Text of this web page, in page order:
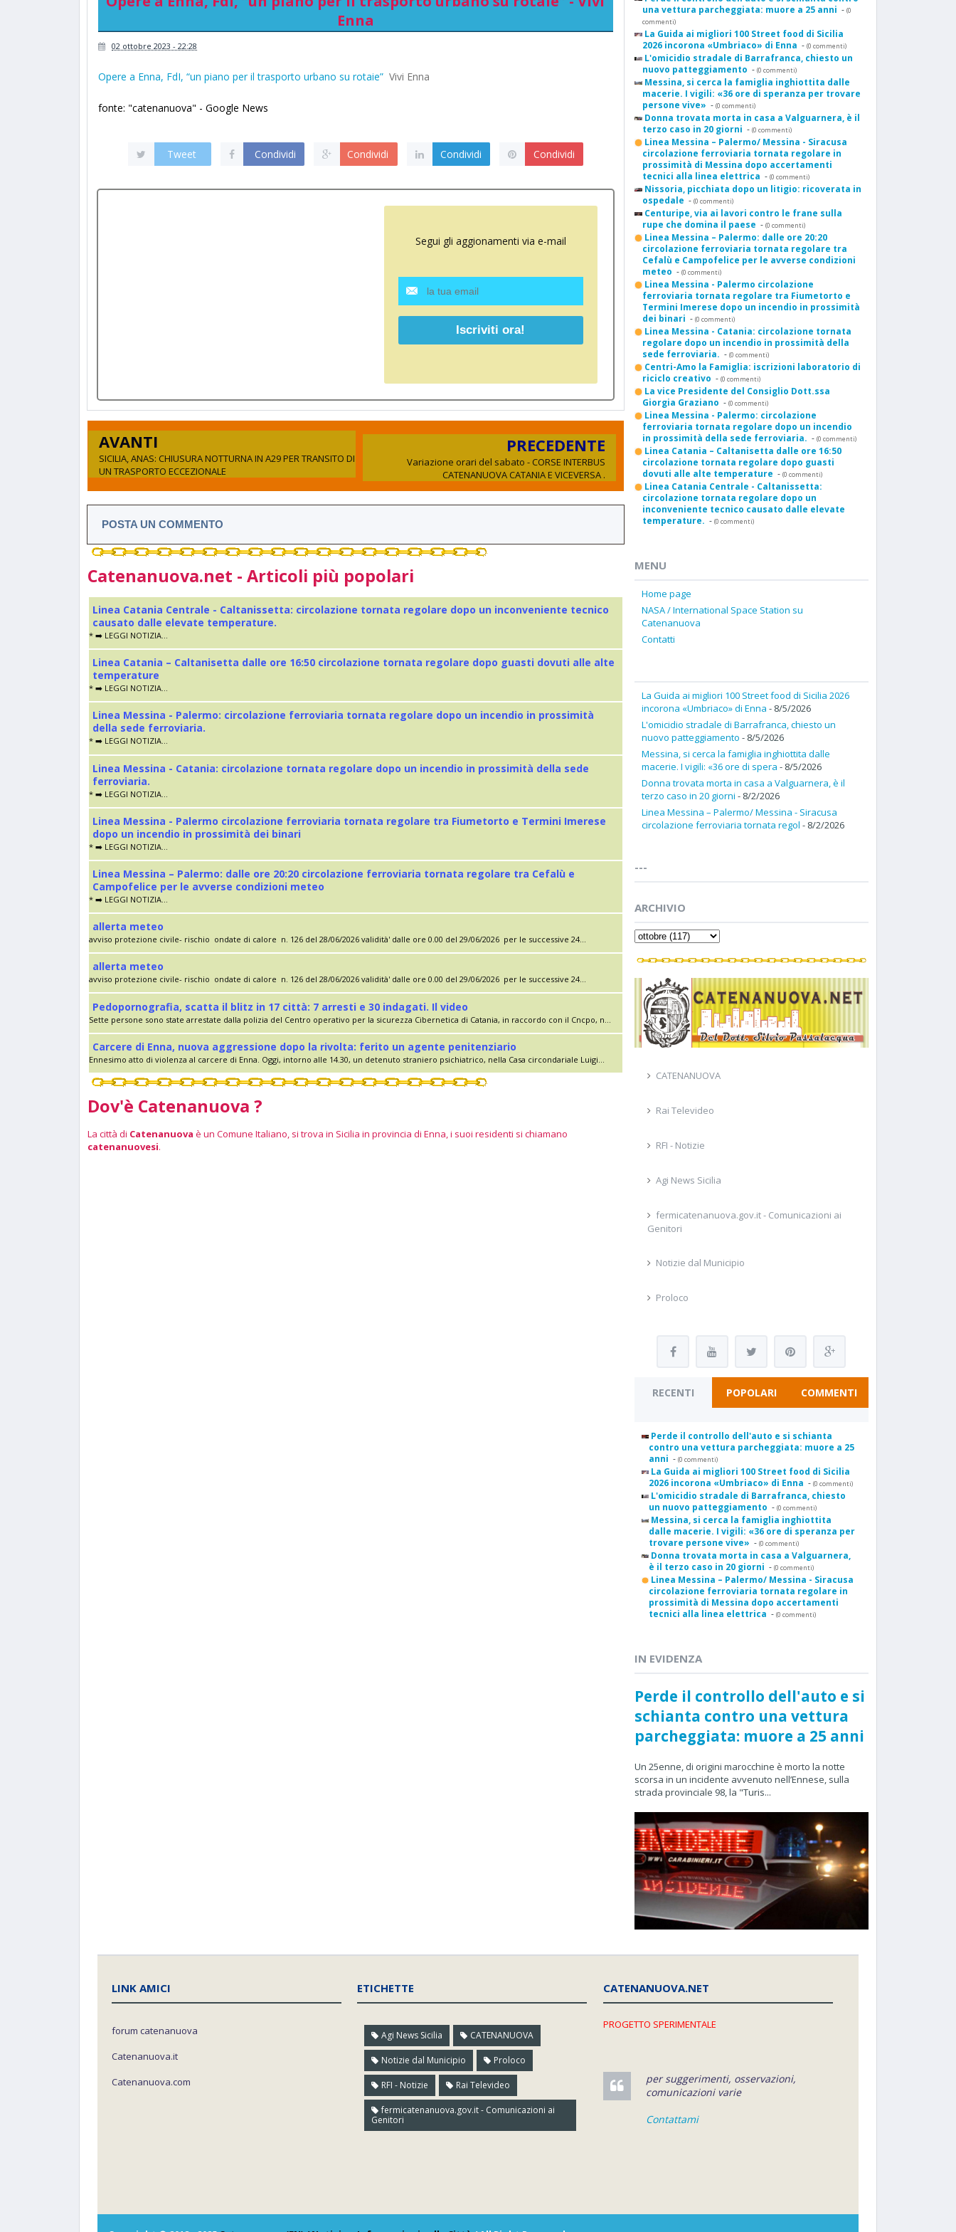
Enna
02 ottobre 2023 - 22:28
Opere a Enna, FdI, “un piano per il trasporto urbano su rotaie” Vivi Enna
fonte: "catenanuova" - Google News
Tweet Condividi Condividi Condividi Condividi
Segui gli aggionamenti via e-mail
AVANTI
SICILIA, ANAS: CHIUSURA NOTTURNA IN A29 PER TRANSITO DI
UN TRASPORTO ECCEZIONALE
PRECEDENTE
Variazione orari del sabato - CORSE INTERBUS
CATENANUOVA CATANIA E VICEVERSA .
POSTA UN COMMENTO
Catenanuova.net - Articoli più popolari
Linea Catania Centrale - Caltanissetta: circolazione tornata regolare dopo un inconveniente tecnico
causato dalle elevate temperature.
* ➡️ LEGGI NOTIZIA...
Linea Catania – Caltanisetta dalle ore 16:50 circolazione tornata regolare dopo guasti dovuti alle alte
temperature
* ➡️ LEGGI NOTIZIA...
Linea Messina - Palermo: circolazione ferroviaria tornata regolare dopo un incendio in prossimità
della sede ferroviaria.
* ➡️ LEGGI NOTIZIA...
Linea Messina - Catania: circolazione tornata regolare dopo un incendio in prossimità della sede
ferroviaria.
* ➡️ LEGGI NOTIZIA...
Linea Messina - Palermo circolazione ferroviaria tornata regolare tra Fiumetorto e Termini Imerese
dopo un incendio in prossimità dei binari
* ➡️ LEGGI NOTIZIA...
Linea Messina – Palermo: dalle ore 20:20 circolazione ferroviaria tornata regolare tra Cefalù e
Campofelice per le avverse condizioni meteo
* ➡️ LEGGI NOTIZIA...
allerta meteo
avviso protezione civile- rischio ondate di calore n. 126 del 28/06/2026 validità' dalle ore 0.00 del 29/06/2026 per le successive 24...
allerta meteo
avviso protezione civile- rischio ondate di calore n. 126 del 28/06/2026 validità' dalle ore 0.00 del 29/06/2026 per le successive 24...
Pedopornografia, scatta il blitz in 17 città: 7 arresti e 30 indagati. Il video
Sette persone sono state arrestate dalla polizia del Centro operativo per la sicurezza Cibernetica di Catania, in raccordo con il Cncpo, n...
Carcere di Enna, nuova aggressione dopo la rivolta: ferito un agente penitenziario
Ennesimo atto di violenza al carcere di Enna. Oggi, intorno alle 14.30, un detenuto straniero psichiatrico, nella Casa circondariale Luigi...
Dov'è Catenanuova ?
La città di Catenanuova è un Comune Italiano, si trova in Sicilia in provincia di Enna, i suoi residenti si chiamano
catenanuovesi.
una vettura parcheggiata: muore a 25 anni - (0
commenti)
La Guida ai migliori 100 Street food di Sicilia
2026 incorona «Umbriaco» di Enna - (0 commenti)
L'omicidio stradale di Barrafranca, chiesto un
nuovo patteggiamento - (0 commenti)
Messina, si cerca la famiglia inghiottita dalle
macerie. I vigili: «36 ore di speranza per trovare
persone vive» - (0 commenti)
Donna trovata morta in casa a Valguarnera, è il
terzo caso in 20 giorni - (0 commenti)
Linea Messina – Palermo/ Messina - Siracusa
circolazione ferroviaria tornata regolare in
prossimità di Messina dopo accertamenti
tecnici alla linea elettrica - (0 commenti)
Nissoria, picchiata dopo un litigio: ricoverata in
ospedale - (0 commenti)
Centuripe, via ai lavori contro le frane sulla
rupe che domina il paese - (0 commenti)
Linea Messina – Palermo: dalle ore 20:20
circolazione ferroviaria tornata regolare tra
Cefalù e Campofelice per le avverse condizioni
meteo - (0 commenti)
Linea Messina - Palermo circolazione
ferroviaria tornata regolare tra Fiumetorto e
Termini Imerese dopo un incendio in prossimità
dei binari - (0 commenti)
Linea Messina - Catania: circolazione tornata
regolare dopo un incendio in prossimità della
sede ferroviaria. - (0 commenti)
Centri-Amo la Famiglia: iscrizioni laboratorio di
riciclo creativo - (0 commenti)
La vice Presidente del Consiglio Dott.ssa
Giorgia Graziano - (0 commenti)
Linea Messina - Palermo: circolazione
ferroviaria tornata regolare dopo un incendio
in prossimità della sede ferroviaria. - (0 commenti)
Linea Catania – Caltanisetta dalle ore 16:50
circolazione tornata regolare dopo guasti
dovuti alle alte temperature - (0 commenti)
Linea Catania Centrale - Caltanissetta:
circolazione tornata regolare dopo un
inconveniente tecnico causato dalle elevate
temperature. - (0 commenti)
MENU
Home page
NASA / International Space Station su
Catenanuova
Contatti
La Guida ai migliori 100 Street food di Sicilia 2026
incorona «Umbriaco» di Enna - 8/5/2026
L'omicidio stradale di Barrafranca, chiesto un
nuovo patteggiamento - 8/5/2026
Messina, si cerca la famiglia inghiottita dalle
macerie. I vigili: «36 ore di spera - 8/5/2026
Donna trovata morta in casa a Valguarnera, è il
terzo caso in 20 giorni - 8/2/2026
Linea Messina – Palermo/ Messina - Siracusa
circolazione ferroviaria tornata regol - 8/2/2026
---
ARCHIVIO
CATENANUOVA
Rai Televideo
RFI - Notizie
Agi News Sicilia
fermicatenanuova.gov.it - Comunicazioni ai
Genitori
Notizie dal Municipio
Proloco
RECENTI POPOLARI COMMENTI
Perde il controllo dell'auto e si schianta
contro una vettura parcheggiata: muore a 25
anni - (0 commenti)
La Guida ai migliori 100 Street food di Sicilia
2026 incorona «Umbriaco» di Enna - (0 commenti)
L'omicidio stradale di Barrafranca, chiesto
un nuovo patteggiamento - (0 commenti)
Messina, si cerca la famiglia inghiottita
dalle macerie. I vigili: «36 ore di speranza per
trovare persone vive» - (0 commenti)
Donna trovata morta in casa a Valguarnera,
è il terzo caso in 20 giorni - (0 commenti)
Linea Messina – Palermo/ Messina - Siracusa
circolazione ferroviaria tornata regolare in
prossimità di Messina dopo accertamenti
tecnici alla linea elettrica - (0 commenti)
IN EVIDENZA
Perde il controllo dell'auto e si
schianta contro una vettura
parcheggiata: muore a 25 anni
Un 25enne, di origini marocchine è morto la notte
scorsa in un incidente avvenuto nell’Ennese, sulla
strada provinciale 98, la "Turis...
LINK AMICI
forum catenanuova
Catenanuova.it
Catenanuova.com
ETICHETTE
Agi News Sicilia CATENANUOVA
Notizie dal Municipio Proloco
RFI - Notizie Rai Televideo
fermicatenanuova.gov.it - Comunicazioni ai
Genitori
CATENANUOVA.NET
PROGETTO SPERIMENTALE
per suggerimenti, osservazioni,
comunicazioni varie
Contattami